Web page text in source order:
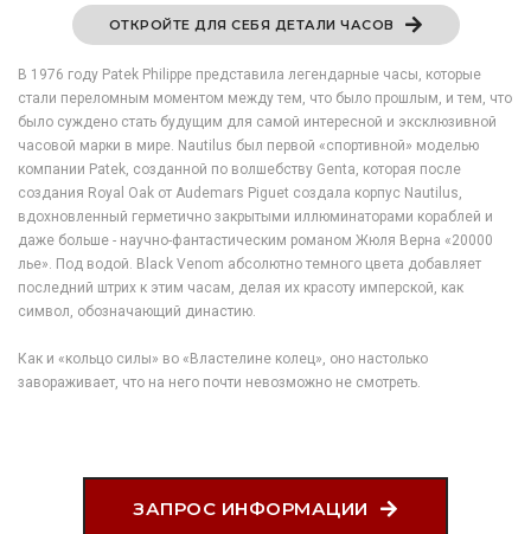
ОТКРОЙТЕ ДЛЯ СЕБЯ ДЕТАЛИ ЧАСОВ
В 1976 году Patek Philippe представила легендарные часы, которые
стали переломным моментом между тем, что было прошлым, и тем, что
было суждено стать будущим для самой интересной и эксклюзивной
часовой марки в мире. Nautilus был первой «спортивной» моделью
компании Patek, созданной по волшебству Genta, которая после
создания Royal Oak от Audemars Piguet создала корпус Nautilus,
вдохновленный герметично закрытыми иллюминаторами кораблей и
даже больше - научно-фантастическим романом Жюля Верна «20000
лье». Под водой. Black Venom абсолютно темного цвета добавляет
последний штрих к этим часам, делая их красоту имперской, как
символ, обозначающий династию.
Как и «кольцо силы» во «Властелине колец», оно настолько
завораживает, что на него почти невозможно не смотреть.
ЗАПРОС ИНФОРМАЦИИ